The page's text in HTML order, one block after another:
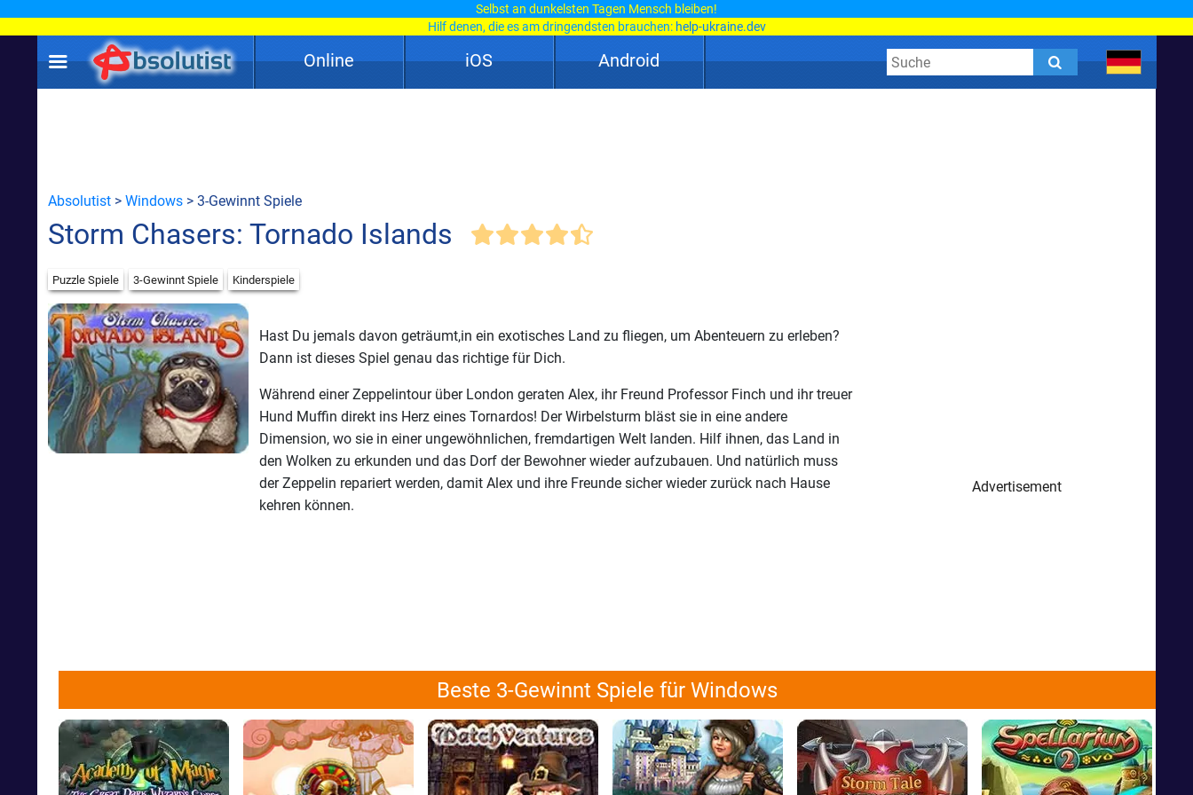
Selbst an dunkelsten Tagen Mensch bleiben!
Hilf denen, die es am dringendsten brauchen: help-ukraine.dev
Online iOS Android
Absolutist > Windows > 3-Gewinnt Spiele
Storm Chasers: Tornado Islands
Puzzle Spiele 3-Gewinnt Spiele Kinderspiele
Hast Du jemals davon geträumt,in ein exotisches Land zu fliegen, um Abenteuern zu erleben?
Dann ist dieses Spiel genau das richtige für Dich.
Während einer Zeppelintour über London geraten Alex, ihr Freund Professor Finch und ihr treuer
Hund Muffin direkt ins Herz eines Tornardos! Der Wirbelsturm bläst sie in eine andere
Dimension, wo sie in einer ungewöhnlichen, fremdartigen Welt landen. Hilf ihnen, das Land in
den Wolken zu erkunden und das Dorf der Bewohner wieder aufzubauen. Und natürlich muss
der Zeppelin repariert werden, damit Alex und ihre Freunde sicher wieder zurück nach Hause
kehren können.
Advertisement
Beste 3-Gewinnt Spiele für Windows